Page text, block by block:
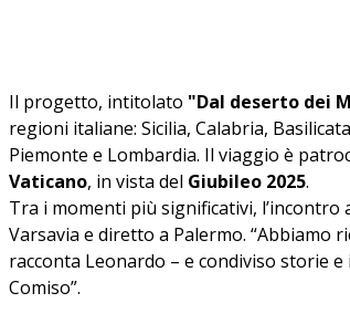
Il progetto, intitolato "Dal deserto dei
regioni italiane: Sicilia, Calabria,
Piemonte e Lombardia. Il viaggio è
Vaticano, in vista del Giubileo 2025.
Tra i momenti più significativi, l’incontro
Varsavia e diretto a Palermo. “Abbiamo
racconta Leonardo – e condiviso storie
Comiso”.